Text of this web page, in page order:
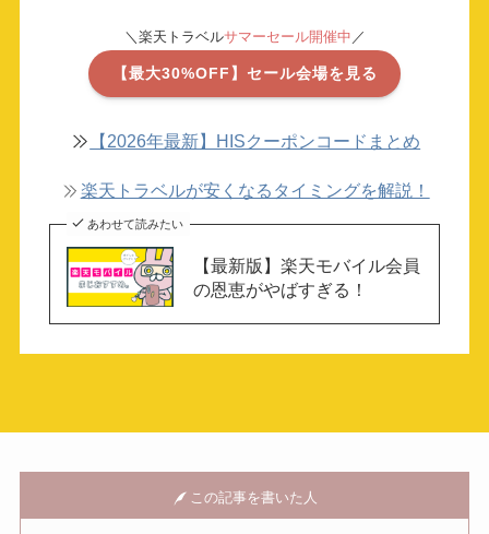
＼楽天トラベルサマーセール開催中 ／
【最大30%OFF】セール会場を見る
【2026年最新】HISクーポンコードまとめ
楽天トラベルが安くなるタイミングを解説！
あわせて読みたい
【最新版】楽天モバイル会員
の恩恵がやばすぎる！
この記事を書いた人